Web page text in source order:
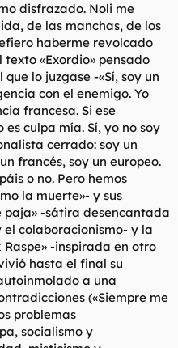
disfrazado. Noli me
de las manchas, de los
haberme revolcado
«Exordio» pensado
lo juzgase -«Sí, soy un
con el enemigo. Yo
francesa. Si ese
culpa mía. Sí, yo no soy
cerrado: soy un
francés, soy un europeo.
o no. Pero hemos
la muerte»- y sus
paja» -sátira desencantada
colaboracionismo- y la
-inspirada en otro
hasta el final su
a una
(«Siempre me
problemas
socialismo y